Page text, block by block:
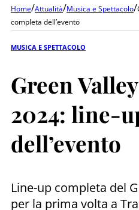
Home/Attualità/Musica e Spettacolo/
completa dell’evento
MUSICA E SPETTACOLO
Green
2024: line-
dell’evento
Line-up completa del
per la prima volta a